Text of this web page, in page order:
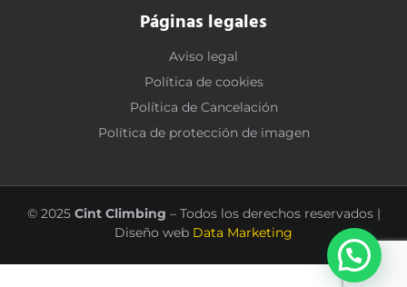
Páginas legales
Aviso legal
Política de cookies
Política de Cancelación
Política de protección de imagen
© 2025 Cint Climbing – Todos los derechos reservados |
Diseño web Data Marketing